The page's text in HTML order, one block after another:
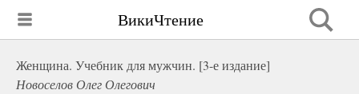
ВикиЧтение
Женщина. Учебник для мужчин. [3-е издание]
Новоселов Олег Олегович